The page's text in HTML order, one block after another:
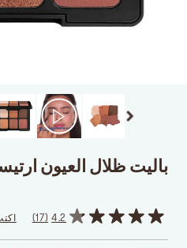
باليت ظلال العيون
4.2
17